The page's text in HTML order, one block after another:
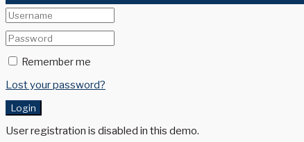
Remember me
Lost your password?
Login
User registration is disabled in this demo.